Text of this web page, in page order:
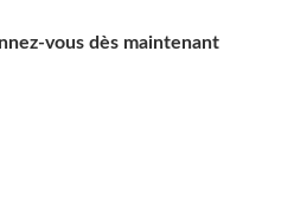
vous dès maintenant